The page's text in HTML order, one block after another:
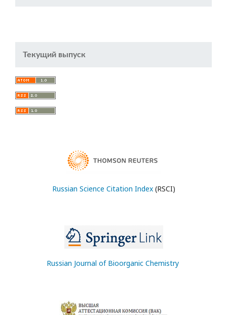
Текущий выпуск
Russian Science Citation Index(RSCI)
Russian Journal of Bioorganic Chemistry